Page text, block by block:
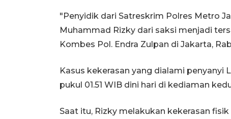
"Penyidik dari Satreskrim Polres Metro
Muhammad Rizky dari saksi menjadi
Kombes Pol. Endra Zulpan di Jakarta,
Kasus kekerasan yang dialami penyanyi
pukul 01.51 WIB dini hari di kediaman
Saat itu, Rizky melakukan kekerasan